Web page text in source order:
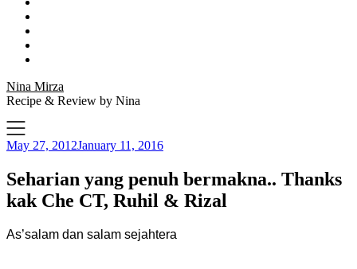
Nina Mirza
Recipe & Review by Nina
May 27, 2012January 11, 2016
Seharian yang penuh bermakna.. Thanks
kak Che CT, Ruhil & Rizal
As’salam dan salam sejahtera